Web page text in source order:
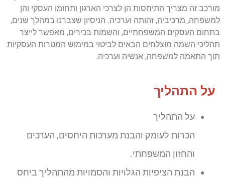
מורכב זה מצריך התיחסות הן לצרכי הארגון ותחומו העסקי והן
למשפחה, מרכיביה, זהותה וערכיה. הניסיון שצברנו במהלך שנים,
בתחום העסקים המשפחתיים, והשמות בכירים, מאפשר לייצר
תהליכי השמה מוצלחים הבאים לביטוי במימוש המטרות העסקיות
תוך התאמה למשפחה, אנשיה וערכיה.
על התהליך
על התהליך
הכרות לעומק והבנת מערכות היחסים, הערכים
והחזון המשפחתי.
הבנת הציפיות הגלויות והסמויות מהתהליך ביחס